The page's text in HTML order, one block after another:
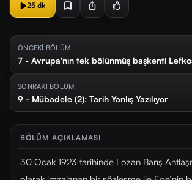
25 dk
ÖNCEKİ BÖLÜM
7 - Avrupa'nın tek bölünmüş başkenti
SONRAKİ BÖLÜM
9 - Mübadele (2): Tarih Yanlış Yazılıyor
BÖLÜM AÇIKLAMASI
30 Ocak 1923 tarihinde Lozan Barış